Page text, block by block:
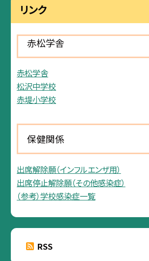
リンク
赤松学舎
赤松学舎
松沢中学校
赤堤小学校
保健関係
出席解除願（インフルエンザ用）
出席停止解除願（その他感染症）
（参考）学校感染症一覧
RSS